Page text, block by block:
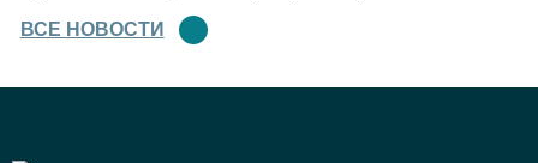
ВСЕ НОВОСТИ